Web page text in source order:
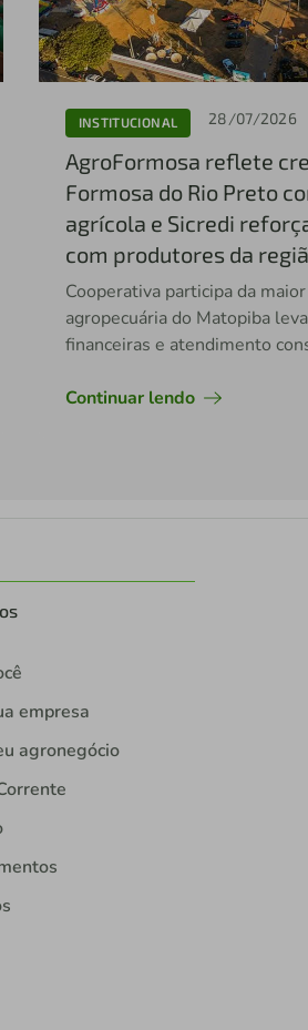
INSTITUCIONAL 28/07/2026
AgroFormosa reflete
Formosa do Rio Preto
agrícola e Sicredi
com produtores da
Cooperativa participa da
agropecuária do Matopiba
financeiras e atendimento
Continuar lendo
empresa
agronegócio